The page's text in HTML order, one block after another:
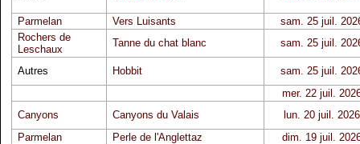
Parmelan Vers Luisants
sam. 25 juil.
Rochers de
Leschaux
Tanne du chat blanc sam. 25 juil.
Autres Hobbit
sam. 25 juil.
mer. 22 juil.
Canyons
Canyons du Valais
lun. 20 juil. 2026
Parmelan
Perle de l'Anglettaz
dim. 19 juil.